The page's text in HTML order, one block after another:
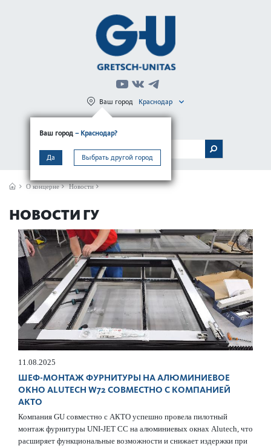
Ваш город – Краснодар?
Да Выбрать другой город
Ваш город Краснодар
МЕНЮ
О концерне Новости
НОВОСТИ ГУ
11.08.2025
ШЕФ-МОНТАЖ ФУРНИТУРЫ НА АЛЮМИНИЕВОЕ
ОКНО ALUTECH W72 СОВМЕСТНО С КОМПАНИЕЙ
АКТО
Компания GU совместно с АКТО успешно провела пилотный
монтаж фурнитуры UNI-JET CC на алюминиевых окнах Alutech, что
расширяет функциональные возможности и снижает издержки при